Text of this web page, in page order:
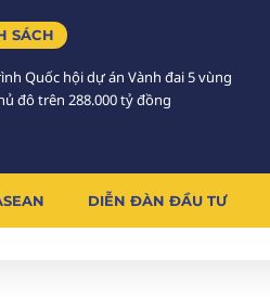
SÁCH
Quốc hội dự án Vành đai 5 vùng
đô trên 288.000 tỷ đồng
DIỄN ĐÀN ĐẦU TƯ